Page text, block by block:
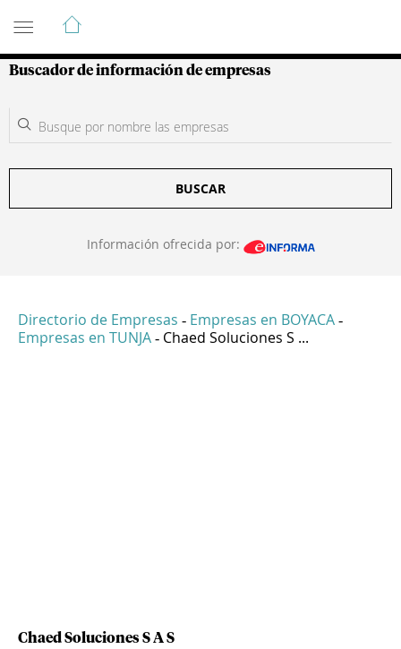
Guía de Empresas Colombianas
Buscador de información de empresas
BUSCAR
Información ofrecida por:
Directorio de Empresas - Empresas en BOYACA -
Empresas en TUNJA - Chaed Soluciones S ...
Chaed Soluciones S A S